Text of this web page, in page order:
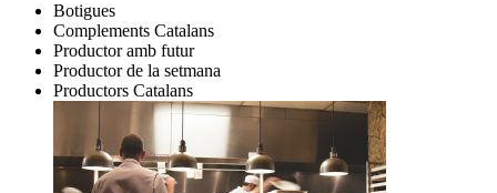
Botigues
Complements Catalans
Productor amb futur
Productor de la setmana
Productors Catalans